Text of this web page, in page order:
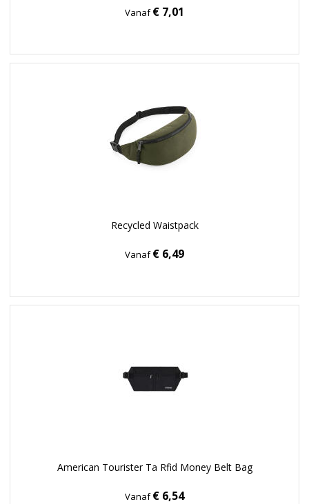
Vanaf€ 7,01
Recycled Waistpack
Vanaf€ 6,49
American Tourister Ta Rfid Money Belt Bag
Vanaf€ 6,54